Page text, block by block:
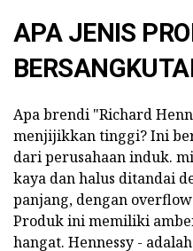
APA JENIS
Apa brendi "Richard
menjijikkan tinggi? Ini
dari perusahaan induk.
kaya dan halus ditandai
panjang, dengan
Produk ini memiliki
hangat. Hennessy -